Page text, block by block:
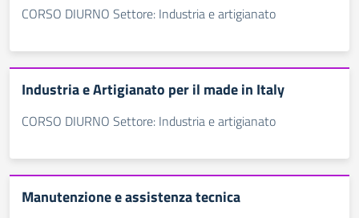
CORSO DIURNO Settore: Industria e artigianato
Industria e Artigianato per il made in Italy
CORSO DIURNO Settore: Industria e artigianato
Manutenzione e assistenza tecnica